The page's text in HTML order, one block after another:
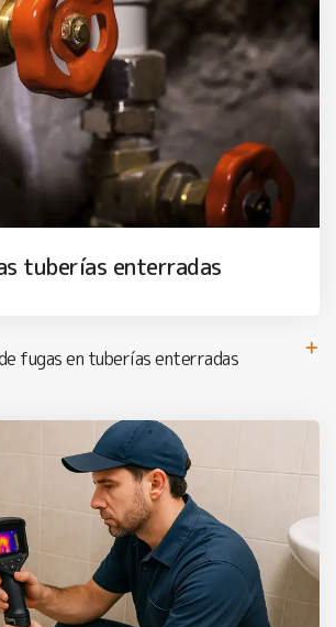
tuberías enterradas
fugas en tuberías enterradas